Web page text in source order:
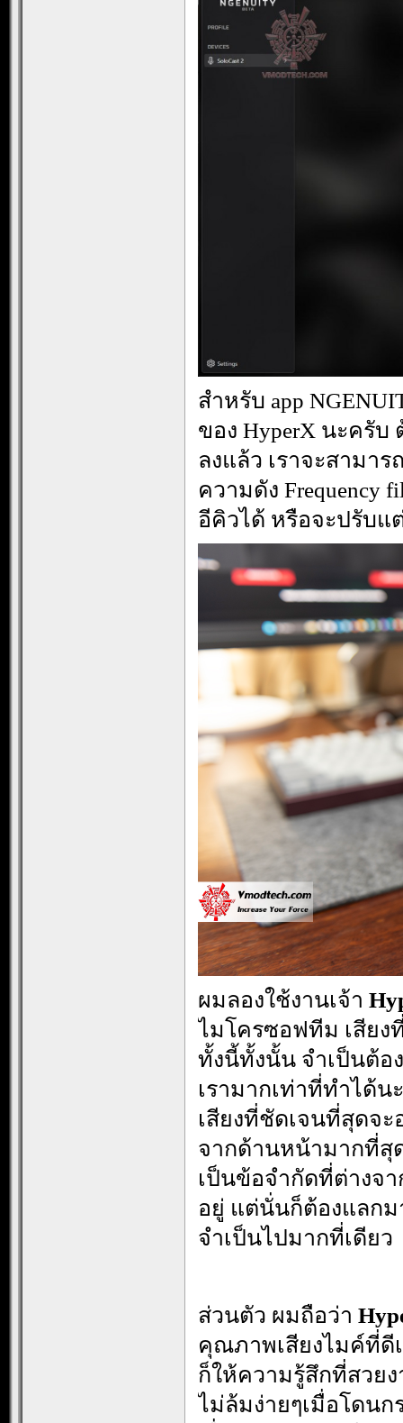
สำหรับ app
ของ HyperX นะครับ
ลงแล้ว เราจะสามา
ความดัง Frequency
อีคิวได้ หรือจะปรับแ
ผมลองใช้งานเจ้า
ไมโครซอฟทีม เสียง
ทั้งนี้ทั้งนั้น จำเป็นต้อ
เรามากเท่าที่ทำได้น
เสียงที่ชัดเจนที่สุดจะ
จากด้านหน้ามากที่สุ
เป็นข้อจำกัดที่ต่างจ
อยู่ แต่นั่นก็ต้องแลกม
จำเป็นไปมากที่เดียว
ส่วนตัว ผมถือว่า
คุณภาพเสียงไมค์ที่ดี
ก็ให้ความรู้สึกที่สวย
ไม่ล้มง่ายๆเมื่อโดน